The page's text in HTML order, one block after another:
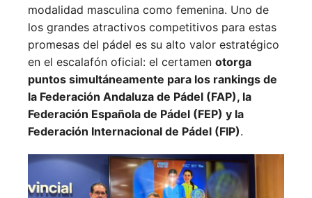
modalidad masculina como femenina. Uno de
los grandes atractivos competitivos para estas
promesas del pádel es su alto valor estratégico
en el escalafón oficial: el certamen otorga
puntos simultáneamente para los rankings de
la Federación Andaluza de Pádel (FAP), la
Federación Española de Pádel (FEP) y la
Federación Internacional de Pádel (FIP).